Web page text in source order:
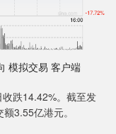
模拟交易 客户端
跌14.42%。截至发
3.55亿港元。